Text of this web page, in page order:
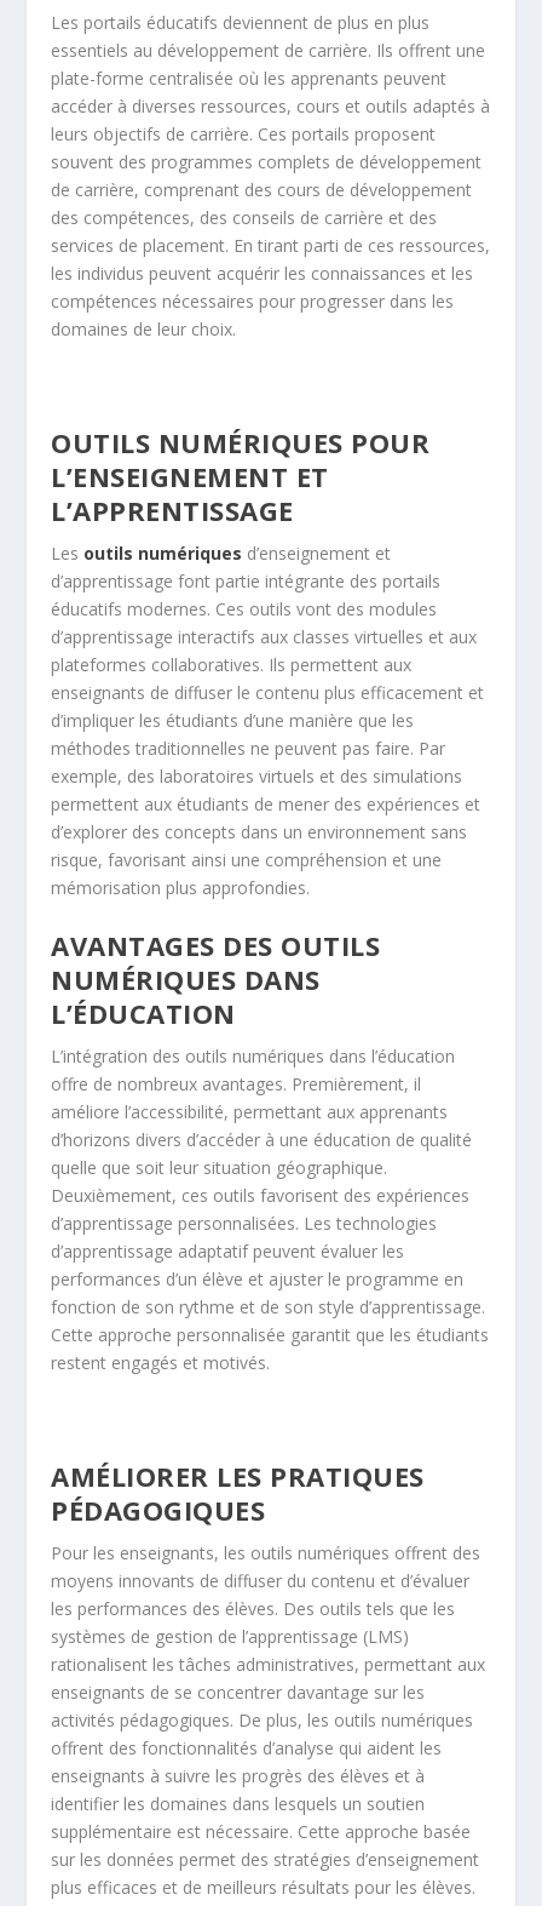
Les portails éducatifs deviennent de plus en plus
essentiels au développement de carrière. Ils offrent une
plate-forme centralisée où les apprenants peuvent
accéder à diverses ressources, cours et outils adaptés à
leurs objectifs de carrière. Ces portails proposent
souvent des programmes complets de développement
de carrière, comprenant des cours de développement
des compétences, des conseils de carrière et des
services de placement. En tirant parti de ces ressources,
les individus peuvent acquérir les connaissances et les
compétences nécessaires pour progresser dans les
domaines de leur choix.
OUTILS NUMÉRIQUES POUR
L’ENSEIGNEMENT ET
L’APPRENTISSAGE
Les outils numériques d’enseignement et
d’apprentissage font partie intégrante des portails
éducatifs modernes. Ces outils vont des modules
d’apprentissage interactifs aux classes virtuelles et aux
plateformes collaboratives. Ils permettent aux
enseignants de diffuser le contenu plus efficacement et
d’impliquer les étudiants d’une manière que les
méthodes traditionnelles ne peuvent pas faire. Par
exemple, des laboratoires virtuels et des simulations
permettent aux étudiants de mener des expériences et
d’explorer des concepts dans un environnement sans
risque, favorisant ainsi une compréhension et une
mémorisation plus approfondies.
AVANTAGES DES OUTILS
NUMÉRIQUES DANS
L’ÉDUCATION
L’intégration des outils numériques dans l’éducation
offre de nombreux avantages. Premièrement, il
améliore l’accessibilité, permettant aux apprenants
d’horizons divers d’accéder à une éducation de qualité
quelle que soit leur situation géographique.
Deuxièmement, ces outils favorisent des expériences
d’apprentissage personnalisées. Les technologies
d’apprentissage adaptatif peuvent évaluer les
performances d’un élève et ajuster le programme en
fonction de son rythme et de son style d’apprentissage.
Cette approche personnalisée garantit que les étudiants
restent engagés et motivés.
AMÉLIORER LES PRATIQUES
PÉDAGOGIQUES
Pour les enseignants, les outils numériques offrent des
moyens innovants de diffuser du contenu et d’évaluer
les performances des élèves. Des outils tels que les
systèmes de gestion de l’apprentissage (LMS)
rationalisent les tâches administratives, permettant aux
enseignants de se concentrer davantage sur les
activités pédagogiques. De plus, les outils numériques
offrent des fonctionnalités d’analyse qui aident les
enseignants à suivre les progrès des élèves et à
identifier les domaines dans lesquels un soutien
supplémentaire est nécessaire. Cette approche basée
sur les données permet des stratégies d’enseignement
plus efficaces et de meilleurs résultats pour les élèves.